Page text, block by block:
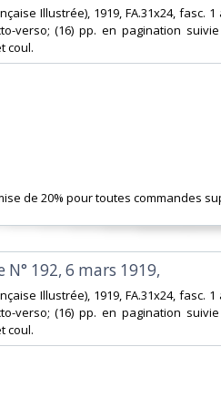
Illustrée), 1919, FA.31x24, fasc.
verso; (16) pp. en pagination
coul.‎
de 20% pour toutes commandes
192, 6 mars 1919,‎
Illustrée), 1919, FA.31x24, fasc.
verso; (16) pp. en pagination
coul.‎